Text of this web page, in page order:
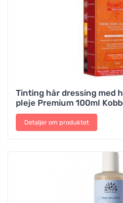
Tinting hår dressing med
pleje Premium 100ml
Detaljer om produktet